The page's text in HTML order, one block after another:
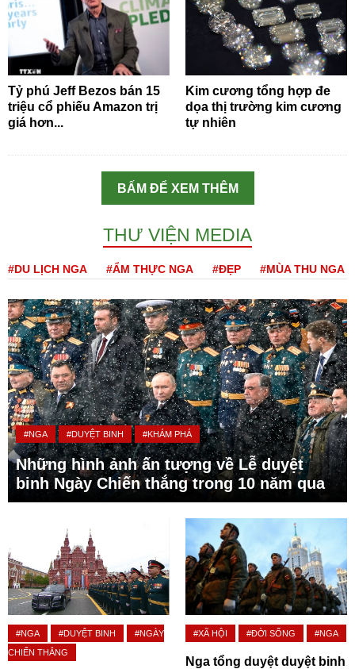
Tỷ phú Jeff Bezos bán 15
triệu cổ phiếu Amazon trị
giá hơn...
Kim cương tổng hợp đe
dọa thị trường kim cương
tự nhiên
BẤM ĐỂ XEM THÊM
THƯ VIỆN MEDIA
#DU LỊCH NGA #ẨM THỰC NGA #ĐẸP #MÙA THU NGA
#NGA #DUYỆT BINH #KHÁM PHÁ
Những hình ảnh ấn tượng về Lễ duyệt
binh Ngày Chiến thắng trong 10 năm qua
#NGA #DUYỆT BINH
#NGÀY
CHIẾN THẮNG
#XÃ HỘI #ĐỜI SỐNG #NGA
Nga tổng duyệt duyệt binh